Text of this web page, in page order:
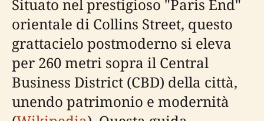
Situato nel prestigioso "Paris End"
orientale di Collins Street, questo
grattacielo postmoderno si eleva
per 260 metri sopra il Central
Business District (CBD) della città,
unendo patrimonio e modernità